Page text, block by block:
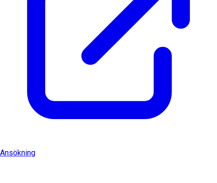
Ansökning